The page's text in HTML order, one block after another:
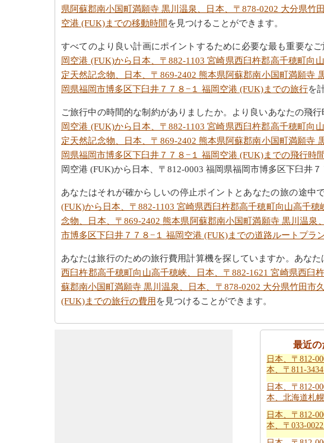
県阿蘇郡南小国町満願寺 黒川温泉、日本、〒878-0202 大分県
空港 (FUK)までの移動時間を見つけることができます。
すべてのより良い計画にポイントするために必要な最も重要な
岡空港 (FUK)から日本、〒882-1103 宮崎県西臼杵郡高千穂町向
定天然記念物、日本、〒869-2402 熊本県阿蘇郡南小国町満願
岡県福岡市博多区下臼井７７８−１ 福岡空港 (FUK)までの旅行を
ご旅行中の時間的な制約がありましたか。より良いあなたの飛
岡空港 (FUK)から日本、〒882-1103 宮崎県西臼杵郡高千穂町向
定天然記念物、日本、〒869-2402 熊本県阿蘇郡南小国町満願
岡県福岡市博多区下臼井７７８−１ 福岡空港 (FUK)までの飛行時
岡空港 (FUK)から日本、〒812-0003 福岡県福岡市博多区下臼井
あなたはそれが確からしいの停止ポイントとあなたの旅の途中
(FUK)から日本、〒882-1103 宮崎県西臼杵郡高千穂町向山高千
念物、日本、〒869-2402 熊本県阿蘇郡南小国町満願寺 黒川温
市博多区下臼井７７８−１ 福岡空港 (FUK)までの道路ルートプラ
あなたは旅行のための旅行費用計算機を探していますか。あなた
西臼杵郡高千穂町向山高千穂峡、日本、〒882-1621 宮崎県西臼
蘇郡南小国町満願寺 黒川温泉、日本、〒878-0202 大分県竹田
(FUK)までの旅行の費用を見つけることができます。
最近の
日本、〒812-
本、〒811-
日本、〒812-
本、北海道札
日本、〒812-
本、〒033-